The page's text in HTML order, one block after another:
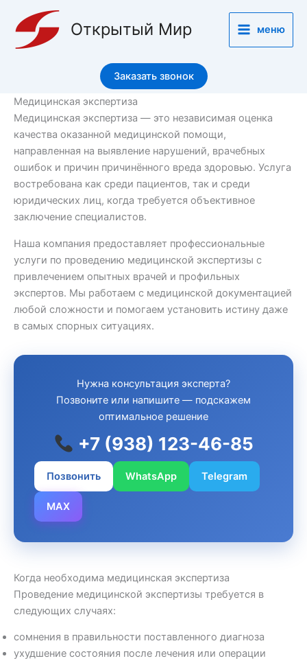
содержимому
Открытый Мир меню
Заказать звонок
Медицинская экспертиза
Медицинская экспертиза — это независимая оценка
качества оказанной медицинской помощи,
направленная на выявление нарушений, врачебных
ошибок и причин причинённого вреда здоровью. Услуга
востребована как среди пациентов, так и среди
юридических лиц, когда требуется объективное
заключение специалистов.
Наша компания предоставляет профессиональные
услуги по проведению медицинской экспертизы с
привлечением опытных врачей и профильных
экспертов. Мы работаем с медицинской документацией
любой сложности и помогаем установить истину даже
в самых спорных ситуациях.
Нужна консультация эксперта?
Позвоните или напишите — подскажем
оптимальное решение
+7 (938) 123-46-85
Позвонить WhatsApp Telegram
MAX
Когда необходима медицинская экспертиза
Проведение медицинской экспертизы требуется в
следующих случаях:
сомнения в правильности поставленного диагноза
ухудшение состояния после лечения или операции